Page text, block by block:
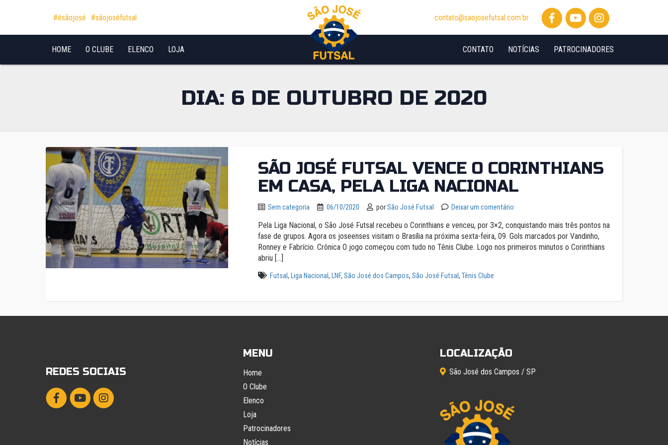
Pular para o conteúdo
#ésãojosé #sãojoséfutsal contato@saojosefutsal.com.br
HOME O CLUBE ELENCO LOJA PATROCINADORES
NOTÍCIAS
CONTATO
DIA: 6 DE OUTUBRO DE 2020
SÃO JOSÉ FUTSAL VENCE O CORINTHIANS
EM CASA, PELA LIGA NACIONAL
Sem categoria 06/10/2020 porSão José Futsal Deixar um comentário
Pela Liga Nacional, o São José Futsal recebeu o Corinthians e venceu, por 3×2, conquistando mais três pontos na
fase de grupos. Agora os joseenses visitam o Brasília na próxima sexta-feira, 09. Gols marcados por Vandinho,
Ronney e Fabrício. Crônica O jogo começou com tudo no Tênis Clube. Logo nos primeiros minutos o Corinthians
abriu […]
Futsal, Liga Nacional, LNF, São José dos Campos, São José Futsal, Tênis Clube
REDES SOCIAIS
MENU
Home
O Clube
Elenco
Loja
Patrocinadores
Notícias
LOCALIZAÇÃO
São José dos Campos / SP